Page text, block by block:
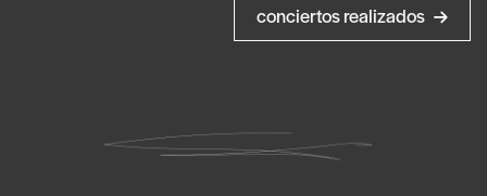
conciertos realizados